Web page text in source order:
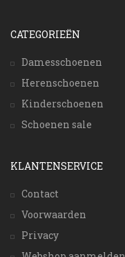
CATEGORIEËN
Damesschoenen
Herenschoenen
Kinderschoenen
Schoenen sale
KLANTENSERVICE
Contact
Voorwaarden
Privacy